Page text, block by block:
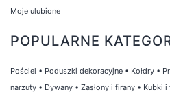
Moje ulubione
POPULARNE
Pościel • Poduszki dekoracyjne • Kołdry •
narzuty • Dywany • Zasłony i firany • Kubki i